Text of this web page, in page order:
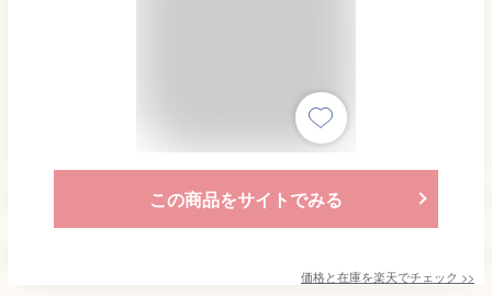
この商品をサイトでみる
価格と在庫を楽天でチェック >>